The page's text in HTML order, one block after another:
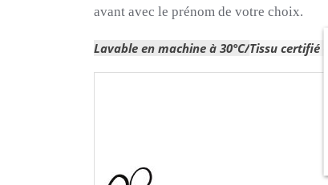
avant avec le prénom de votre choix.
Lavable en machine à 30°C/Tissu certifié